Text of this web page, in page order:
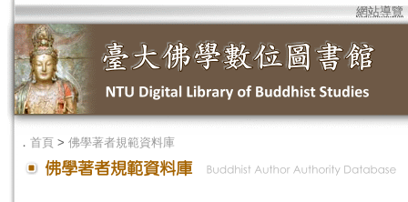
網站導覽
． 首頁 > 佛學著者規範資料庫